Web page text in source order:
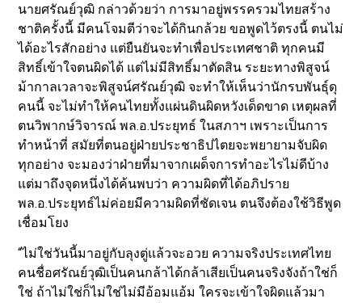
นายศรัณย์วุฒิ กล่าวด้วยว่า การมาอยู่พรรครวมไทยสร้าง
ชาติครั้งนี้ มีคนโจมตีว่าจะได้กินกล้วย ขอพูดไว้ตรงนี้ ตนไม่
ได้อะไรสักอย่าง แต่ยืนยันจะทำเพื่อประเทศชาติ ทุกคนมี
สิทธิ์เข้าใจตนผิดได้ แต่ไม่มีสิทธิ์มาตัดสิน ระยะทางพิสูจน์
ม้ากาลเวลาจะพิสูจน์ศรัณย์วุฒิ จะทำให้เห็นว่านักรบพันธุ์ดุ
คนนี้ จะไม่ทำให้คนไทยทั้งแผ่นดินผิดหวังเด็ดขาด เหตุผลที่
ตนวิพากษ์วิจารณ์ พล.อ.ประยุทธ์ ในสภาฯ เพราะเป็นการ
ทำหน้าที่ สมัยที่ตนอยู่ฝ่ายประชาธิปไตยจะพยายามจับผิด
ทุกอย่าง จะมองว่าฝ่ายที่มาจากเผด็จการทำอะไรไม่ดีบ้าง
แต่มาถึงจุดหนึ่งได้ค้นพบว่า ความผิดที่ได้อภิปราย
พล.อ.ประยุทธ์ไม่ค่อยมีความผิดที่ชัดเจน ตนจึงต้องใช้วิธีพูด
เชื่อมโยง
“ไม่ใช่วันนี้มาอยู่กับลุงตู่แล้วจะอวย ความจริงประเทศไทย
คนชื่อศรัณย์วุฒิเป็นคนกล้าได้กล้าเสียเป็นคนจริงจังถ้าใช่ก็
ใช่ ถ้าไม่ใช่ก็ไม่ใช่ไม่มีอ้อมแอ้ม ใครจะเข้าใจผิดแล้วมา